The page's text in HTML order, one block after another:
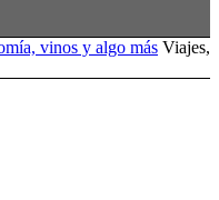
Viajes,